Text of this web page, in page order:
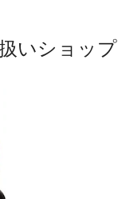
いショップ